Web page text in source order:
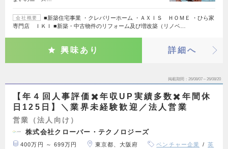
会社概要
■新築住宅事業 ・クレバリーホーム ・ＡＸＩＳ ＨＯＭＥ ・ひら家
専門店 ＩＫＩ ■新築・中古物件のリフォーム及び増改築（リノベ…
興味あり 詳細へ
掲載期間 26/08/07～26/08/20
【年４回人事評価✖️年収UP実績多数✖️年間休
日125日】＼業界未経験歓迎／法人営業
営業（法人向け）
株式会社クローバー・テクノロジーズ
400万円 ～ 699万円 東京都、大阪府 ベンチャー企業
英